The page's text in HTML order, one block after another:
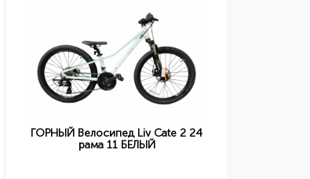
ГОРНЫЙ Велосипед Liv Cate 2 24
рама 11 БЕЛЫЙ